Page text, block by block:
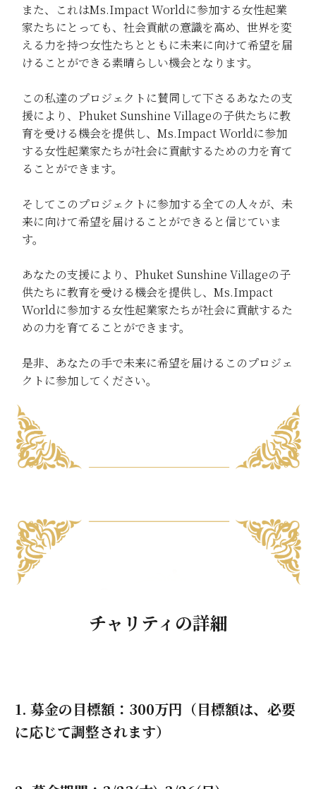
また、これはMs.Impact Worldに参加する女性起業
家たちにとっても、社会貢献の意識を高め、世界を変
える力を持つ女性たちとともに未来に向けて希望を届
けることができる素晴らしい機会となります。
この私達のプロジェクトに賛同して下さるあなたの支
援により、Phuket Sunshine Villageの子供たちに教
育を受ける機会を提供し、Ms.Impact Worldに参加
する女性起業家たちが社会に貢献するための力を育て
ることができます。
そしてこのプロジェクトに参加する全ての人々が、未
来に向けて希望を届けることができると信じていま
す。
あなたの支援により、Phuket Sunshine Villageの子
供たちに教育を受ける機会を提供し、Ms.Impact
Worldに参加する女性起業家たちが社会に貢献するた
めの力を育てることができます。
是非、あなたの手で未来に希望を届けるこのプロジェ
クトに参加してください。
チャリティの詳細
1. 募金の目標額：300万円（目標額は、必要
に応じて調整されます）